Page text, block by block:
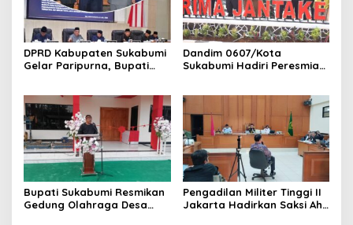
DPRD Kabupaten Sukabumi
Gelar Paripurna, Bupati
Perumda Tirta Jaya
Menjadi Perseroda
Dandim 0607/Kota
Sukabumi Hadiri Peresmian
Konektivitas dan Wisata
Desa
Bupati Sukabumi Resmikan
Gedung Olahraga Desa
Pengadilan Militer Tinggi II
Jakarta Hadirkan Saksi Ahli